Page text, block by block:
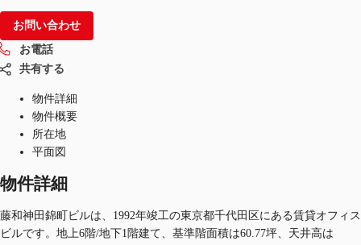
お問い合わせ
お電話
共有する
物件詳細
物件概要
所在地
平面図
物件詳細
藤和神田錦町ビルは、1992年竣工の東京都千代田区にある賃貸オフィス
ビルです。地上6階/地下1階建て、基準階面積は60.77坪、天井高は